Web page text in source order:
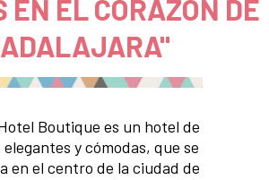
EN EL CORAZÓN DE
Boutique es un hotel de
elegantes y cómodas, que se
en el centro de la ciudad de